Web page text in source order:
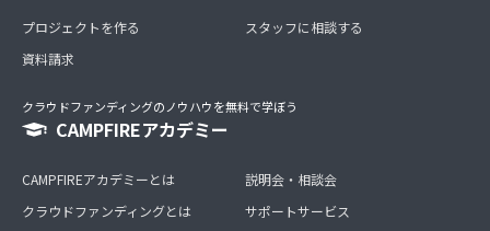
プロジェクトを作る
資料請求
スタッフに相談する
クラウドファンディングのノウハウを無料で学ぼう
CAMPFIREアカデミー
CAMPFIREアカデミーとは
クラウドファンディングとは
説明会・相談会
サポートサービス